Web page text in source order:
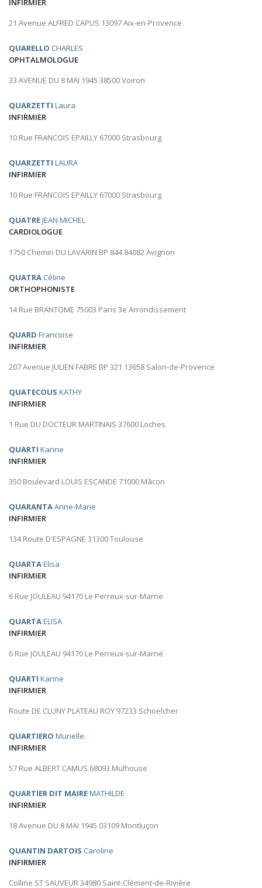
INFIRMIER
21 Avenue ALFRED CAPUS 13097 Aix-en-Provence
QUARELLO CHARLES
OPHTALMOLOGUE
33 AVENUE DU 8 MAI 1945 38500 Voiron
QUARZETTI Laura
INFIRMIER
10 Rue FRANCOIS EPAILLY 67000 Strasbourg
QUARZETTI LAURA
INFIRMIER
10 Rue FRANCOIS EPAILLY 67000 Strasbourg
QUATREJEAN MICHEL
CARDIOLOGUE
1750 Chemin DU LAVARIN BP 844 84082 Avignon
QUATRA Céline
ORTHOPHONISTE
14 Rue BRANTOME 75003 Paris 3e Arrondissement
QUARD Francoise
INFIRMIER
207 Avenue JULIEN FABRE BP 321 13658 Salon-de-Provence
QUATECOUS KATHY
INFIRMIER
1 Rue DU DOCTEUR MARTINAIS 37600 Loches
QUARTI Karine
INFIRMIER
350 Boulevard LOUIS ESCANDE 71000 Mâcon
QUARANTAAnne-Marie
INFIRMIER
134 Route D'ESPAGNE 31300 Toulouse
QUARTAElisa
INFIRMIER
6 Rue JOULEAU 94170 Le Perreux-sur-Marne
QUARTAELISA
INFIRMIER
6 Rue JOULEAU 94170 Le Perreux-sur-Marne
QUARTI Karine
INFIRMIER
Route DE CLUNY PLATEAU ROY 97233 Schoelcher
QUARTIERO Murielle
INFIRMIER
57 Rue ALBERT CAMUS 68093 Mulhouse
QUARTIER DIT MAIREMATHILDE
INFIRMIER
18 Avenue DU 8 MAI 1945 03109 Montluçon
QUANTIN DARTOIS Caroline
INFIRMIER
Colline ST SAUVEUR 34980 Saint-Clément-de-Rivière